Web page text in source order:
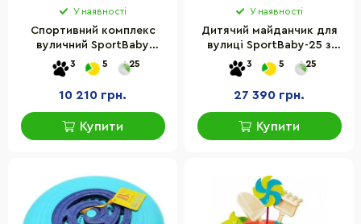
У наявності
Спортивний комплекс
вуличний SportBaby
«Акварелька-outdoor 2»
дитячий
3 5 25
10 210 грн.
Купити
У наявності
Дитячий майданчик для
вулиці SportBaby-25 з
пісочницею та кільцями
3 5 25
27 390 грн.
Купити